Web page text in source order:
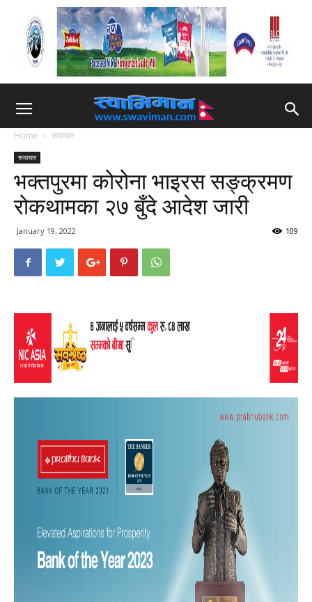
Home समाचार
समाचार
भक्तपुरमा कोरोना भाइरस सङ्क्रमण
रोकथामका २७ बुँदे आदेश जारी
January 19, 2022 109